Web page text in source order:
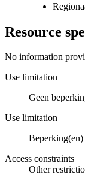
Resource
No information
Use limitation
Geen
Use limitation
Access constraints
Other